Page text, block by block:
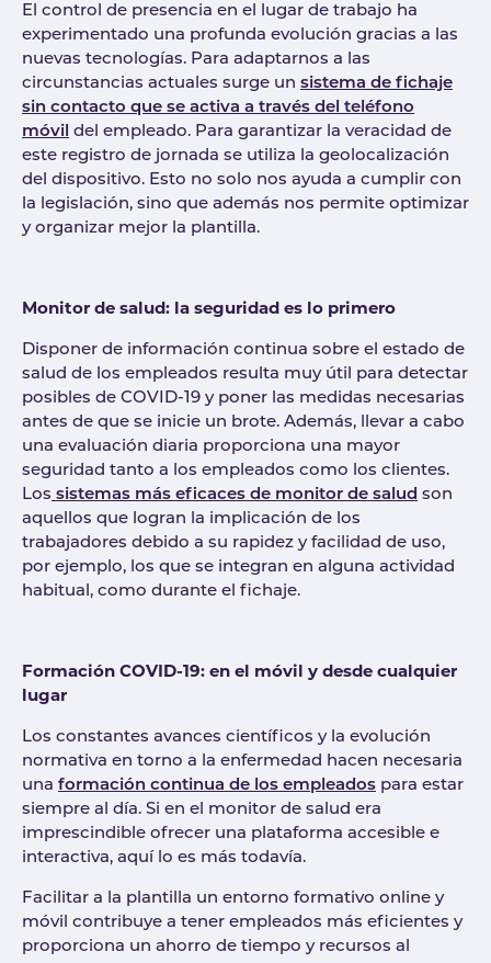
El control de presencia en el lugar de trabajo ha
experimentado una profunda evolución gracias a las
nuevas tecnologías. Para adaptarnos a las
circunstancias actuales surge un sistema de fichaje
sin contacto que se activa a través del teléfono
móvil del empleado. Para garantizar la veracidad de
este registro de jornada se utiliza la geolocalización
del dispositivo. Esto no solo nos ayuda a cumplir con
la legislación, sino que además nos permite optimizar
y organizar mejor la plantilla.
Monitor de salud: la seguridad es lo primero
Disponer de información continua sobre el estado de
salud de los empleados resulta muy útil para detectar
posibles de COVID-19 y poner las medidas necesarias
antes de que se inicie un brote. Además, llevar a cabo
una evaluación diaria proporciona una mayor
seguridad tanto a los empleados como los clientes.
Los sistemas más eficaces de monitor de salud son
aquellos que logran la implicación de los
trabajadores debido a su rapidez y facilidad de uso,
por ejemplo, los que se integran en alguna actividad
habitual, como durante el fichaje.
Formación COVID-19: en el móvil y desde cualquier
lugar
Los constantes avances científicos y la evolución
normativa en torno a la enfermedad hacen necesaria
una formación continua de los empleados para estar
siempre al día. Si en el monitor de salud era
imprescindible ofrecer una plataforma accesible e
interactiva, aquí lo es más todavía.
Facilitar a la plantilla un entorno formativo online y
móvil contribuye a tener empleados más eficientes y
proporciona un ahorro de tiempo y recursos al